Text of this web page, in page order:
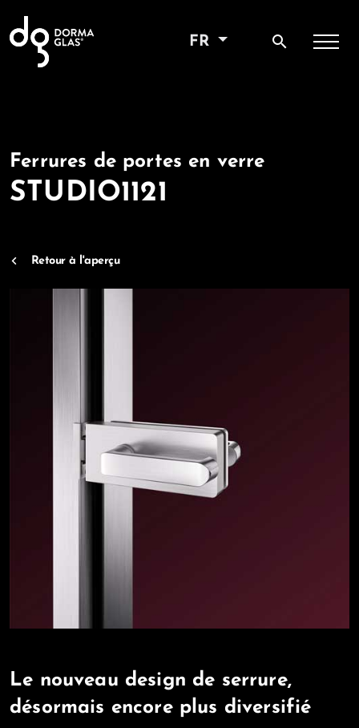
FR search
Ferrures de portes en verre
STUDIO1121
Retour à l'aperçu
Le nouveau design de serrure,
désormais encore plus diversifié